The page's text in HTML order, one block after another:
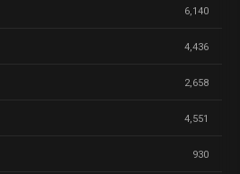
6,140
4,436
2,658
4,551
930